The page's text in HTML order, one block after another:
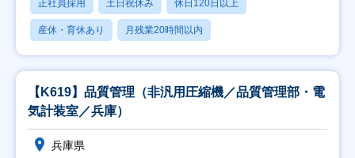
正社員採用 土日祝休み 休日120日以上
産休・育休あり 月残業20時間以内
【K619】品質管理（非汎用圧縮機／品質管理部・電
気計装室／兵庫）
兵庫県